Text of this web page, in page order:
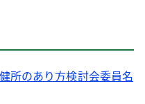
所のあり方検討会委員名